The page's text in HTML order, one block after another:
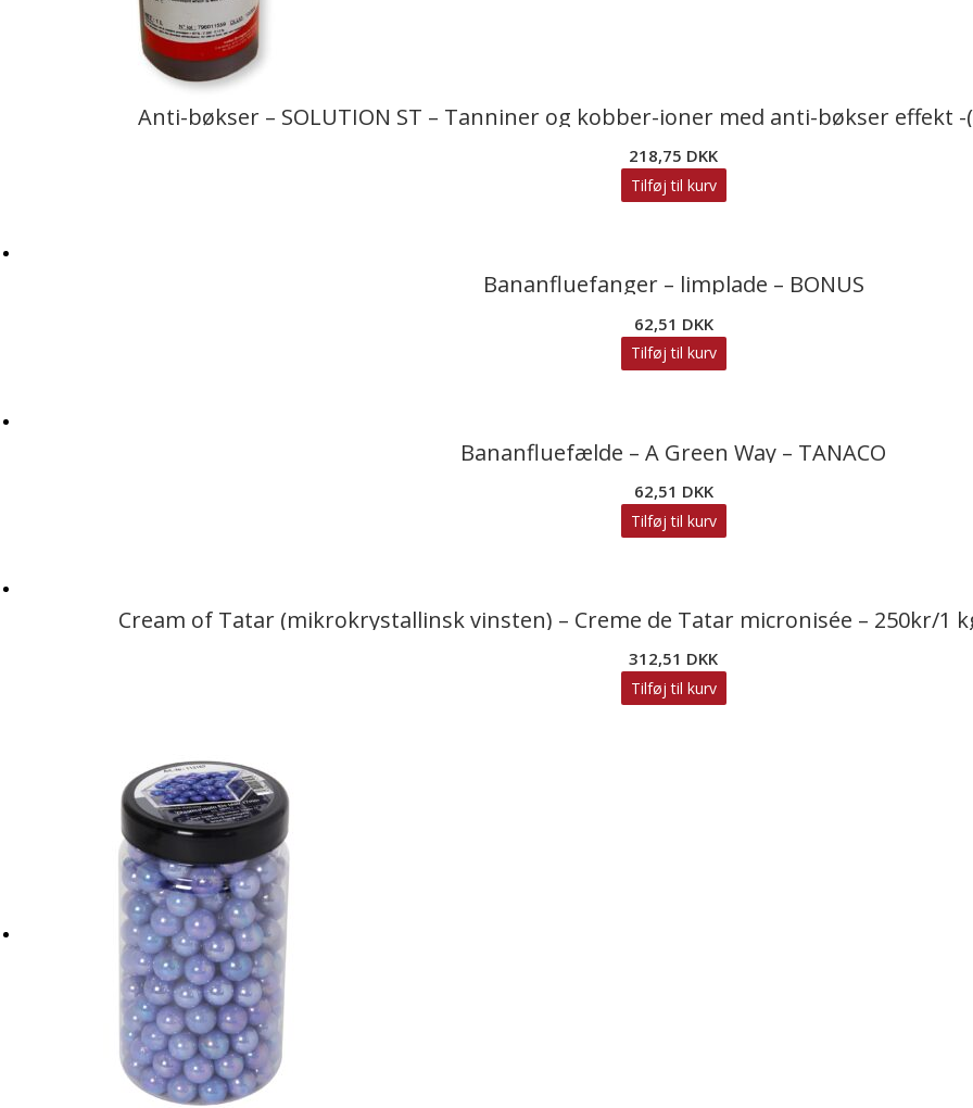
Anti-bøkser – SOLUTION ST – Tanniner og kobber-ioner med anti-bøkser effekt -
218,75 DKK
Tilføj til kurv
Bananfluefanger – limplade – BONUS
62,51 DKK
Tilføj til kurv
Bananfluefælde – A Green Way – TANACO
62,51 DKK
Tilføj til kurv
Cream of Tatar (mikrokrystallinsk vinsten) – Creme de Tatar micronisée – 250kr/1
312,51 DKK
Tilføj til kurv